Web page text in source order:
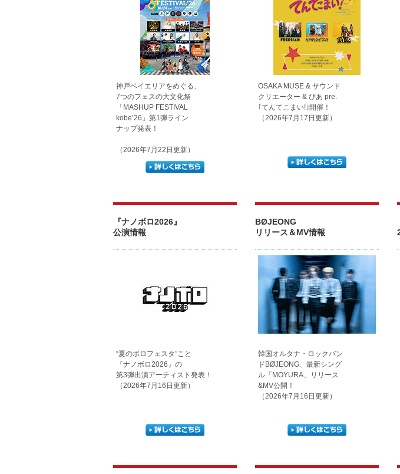
神戸ベイエリアをめぐる、
7つのフェスの大文化祭
「MASHUP FESTIVAL
kobe’26」第1弾ライン
ナップ発表！
（2026年7月22日更新）
OSAKA MUSE & サウンド
クリエーター & ぴあ pre.
｢てんてこまい!｣開催！
（2026年7月17日更新）
『ナノボロ2026』
公演情報
“夏のボロフェスタ”こと
『ナノボロ2026』の
第3弾出演アーティスト発表！
（2026年7月16日更新）
BØJEONG
リリース＆MV情報
韓国オルタナ・ロックバン
ドBØJEONG、最新シング
ル「MOYURA」リリース
&MV公開！
（2026年7月16日更新）